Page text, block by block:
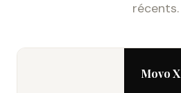
récents.
Movo X